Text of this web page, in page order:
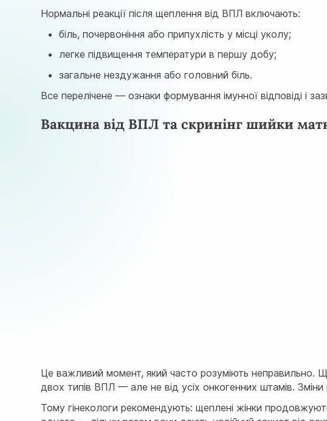
Нормальні реакції після щеплення від ВПЛ включають:
біль, почервоніння або припухлість у місці уколу;
легке підвищення температури в першу добу;
загальне нездужання або головний біль.
Все перелічене — ознаки формування імунної відповіді і
Вакцина від ВПЛ та скринінг шийки
Це важливий момент, який часто розуміють неправильно.
двох типів ВПЛ — але не від усіх онкогенних штамів.
Тому гінекологи рекомендують: щеплені жінки